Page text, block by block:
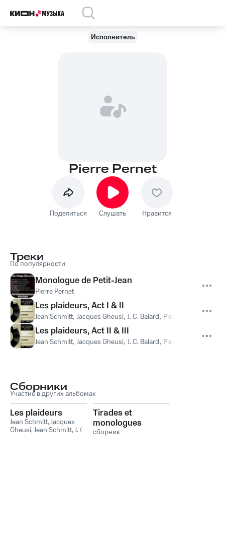
Исполнитель
Pierre Pernet
Поделиться Слушать Нравится
Треки
По популярности
Monologue de Petit-Jean
Pierre Pernet
Les plaideurs, Act I & II
Jean Schmitt, Jacques Gheusi, J. C. Balard, Pierre Pernet
Les plaideurs, Act II & III
Jean Schmitt, Jacques Gheusi, J. C. Balard, Pierre Pernet
Сборники
Участие в других альбомах
Les plaideurs
Jean Schmitt,Jacques
Gheusi,Jean Schmitt, J. C.
Tirades et
monologues
célèbres du théâtre
сборник